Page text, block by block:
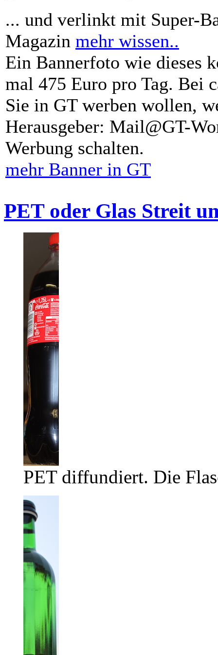
... und verlinkt mit Super-
Magazin mehr wissen..
Ein Bannerfoto wie dieses
mal 475 Euro pro Tag. Bei
Sie in GT werben wollen,
Herausgeber: Mail@GT-
Werbung schalten.
mehr Banner in GT
PET oder Glas Streit
PET diffundiert. Die